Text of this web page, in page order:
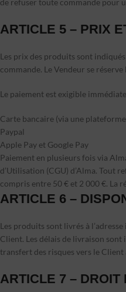
de refuser toute commande pour
ARTICLE 5 – PRIX
Les prix des produits sont
commande. Le Vendeur se
Le paiement est exigible
Carte bancaire (via une
Paypal
Apple Pay et Google Pay
Paiement en plusieurs fois via
d’Utilisation (CGU) d’Alma. Tout
compris entre 50 € et 2 000 €. La
ARTICLE 6 –
Les produits sont livrés à
Client. Les délais de livraison
transfert des risques vers le
ARTICLE 7 –